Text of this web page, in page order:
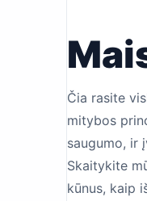
Čia rasite
mitybos
saugumo, ir
Skaitykite
kūnus, kaip